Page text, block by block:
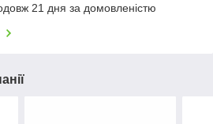
21 дня за домовленістю